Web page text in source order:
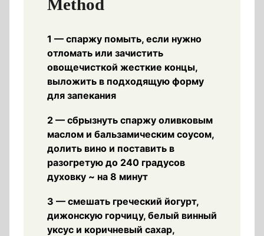
Method
1 — спаржу помыть, если нужно
отломать или зачистить
овощечисткой жесткие концы,
выложить в подходящую форму
для запекания
2 — сбрызнуть спаржу оливковым
маслом и бальзамическим соусом,
долить вино и поставить в
разогретую до 240 градусов
духовку ~ на 8 минут
3 — смешать греческий йогурт,
дижонскую горчицу, белый винный
уксус и коричневый сахар,